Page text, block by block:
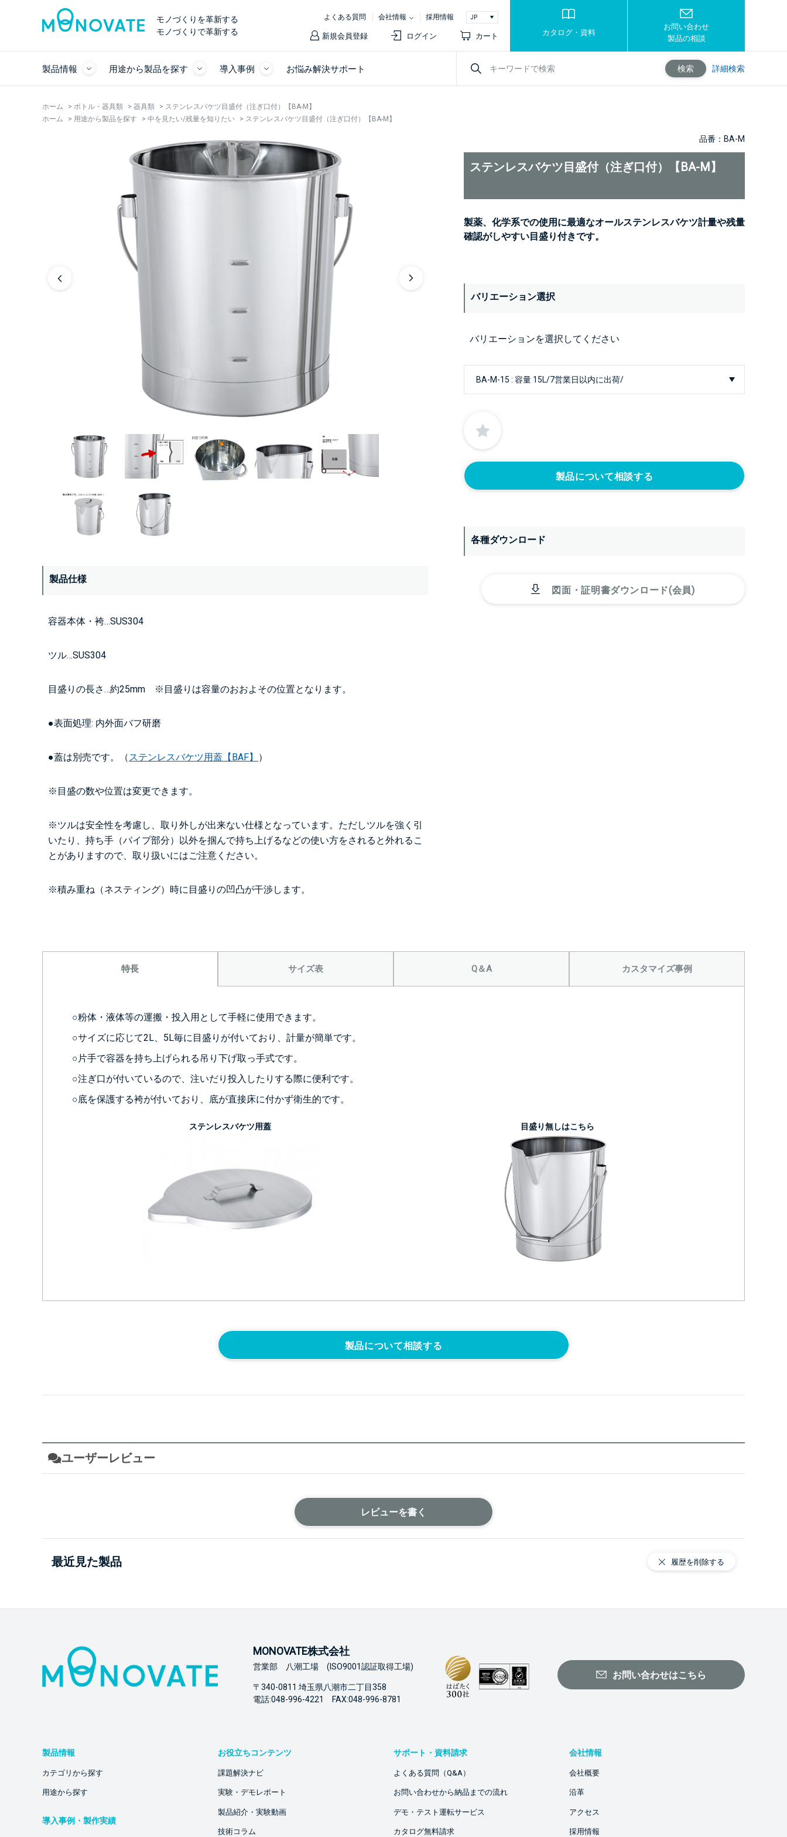
モノづくりを革新する
モノづくりで革新する
よくある質問 会社情報 採用情報
新規会員登録 ログイン カート カタログ・資料
お問い合わせ
製品の相談
製品情報 用途から製品を探す 導入事例 お悩み解決サポート 検索 詳細検索
ホーム > ボトル・器具類 > 器具類 > ステンレスバケツ目盛付（注ぎ口付）【BA-M】
ホーム
> 用途から製品を探す > 中を見たい/残量を知りたい > ステンレスバケツ目盛付（注ぎ口付）【BA-M】
製品仕様
容器本体・袴…SUS304
ツル…SUS304
目盛りの長さ…約25mm ※目盛りは容量のおおよその位置となります。
●表面処理: 内外面バフ研磨
●蓋は別売です。（ステンレスバケツ用蓋【BAF】 ）
※目盛の数や位置は変更できます。
※ツルは安全性を考慮し、取り外しが出来ない仕様となっています。ただしツルを強く引
いたり、持ち手（パイプ部分）以外を掴んで持ち上げるなどの使い方をされると外れるこ
とがありますので、取り扱いにはご注意ください。
※積み重ね（ネスティング）時に目盛りの凹凸が干渉します。
品番：BA-M
ステンレスバケツ目盛付（注ぎ口付）【BA-M】
製薬、化学系での使用に最適なオールステンレスバケツ計量や残量
確認がしやすい目盛り付きです。
バリエーション選択
バリエーションを選択してください
製品について相談する
各種ダウンロード
図面・証明書ダウンロード(会員)
特長 サイズ表 Q＆A カスタマイズ事例
○粉体・液体等の運搬・投入用として手軽に使用できます。
○サイズに応じて2L、5L毎に目盛りが付いており、計量が簡単です。
○片手で容器を持ち上げられる吊り下げ取っ手式です。
○注ぎ口が付いているので、注いだり投入したりする際に便利です。
○底を保護する袴が付いており、底が直接床に付かず衛生的です。
ステンレスバケツ用蓋 目盛り無しはこちら
製品について相談する
ユーザーレビュー
レビューを書く
最近見た製品 履歴を削除する
MONOVATE株式会社
営業部 八潮工場 (ISO9001認証取得工場)
〒340-0811 埼玉県八潮市二丁目358
電話:048-996-4221 FAX:048-996-8781
お問い合わせはこちら
製品情報
カテゴリから探す
用途から探す
導入事例・製作実績
お役立ちコンテンツ
課題解決ナビ
実験・デモレポート
製品紹介・実験動画
技術コラム
サポート・資料請求
よくある質問（Q&A）
お問い合わせから納品までの流れ
デモ・テスト運転サービス
カタログ無料請求
会社情報
会社概要
沿革
アクセス
採用情報